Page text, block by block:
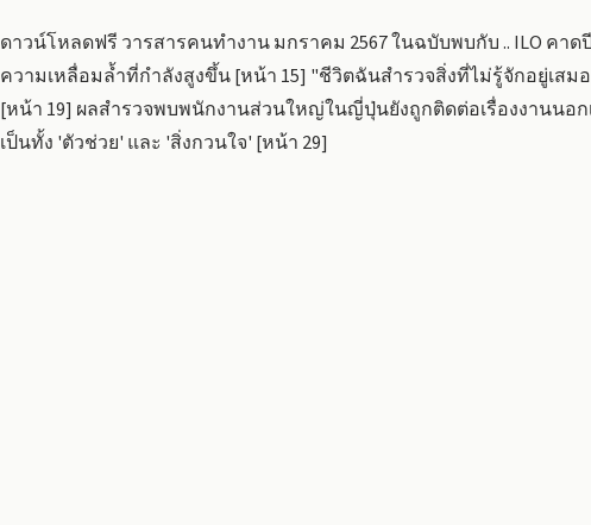
ดาวน์โหลดฟรี วารสารคนทำงาน มกราคม 2567 ในฉบับพบกับ .. ILO คา
ความเหลื่อมล้ำที่กำลังสูงขึ้น [หน้า 15] "ชีวิตฉันสำรวจสิ่งที่ไม่รู้จักอยู่เส
[หน้า 19] ผลสำรวจพบพนักงานส่วนใหญ่ในญี่ปุ่นยังถูกติดต่อเรื่องงานนอก
เป็นทั้ง 'ตัวช่วย' และ 'สิ่งกวนใจ' [หน้า 29]